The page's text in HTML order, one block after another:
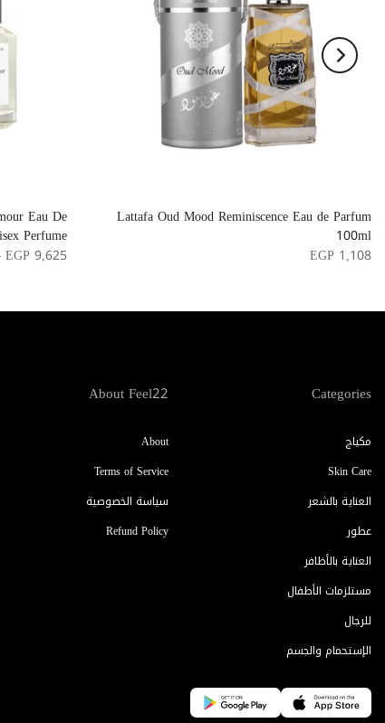
Eau De
Perfume
9,625
Lattafa Oud Mood Reminiscence Eau de Parfum
100ml
EGP 1,108
Categories
مكياج
Skin Care
العناية بالشعر
عطور
العناية بالأظافر
مستلزمات الأطفال
للرجال
الإستحمام والجسم
About Feel22
About
Terms of Service
سياسة الخصوصية
Refund Policy